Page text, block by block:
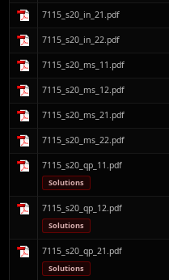
7115_s20_in_21.pdf
7115_s20_in_22.pdf
7115_s20_ms_11.pdf
7115_s20_ms_12.pdf
7115_s20_ms_21.pdf
7115_s20_ms_22.pdf
7115_s20_qp_11.pdf
Solutions
7115_s20_qp_12.pdf
Solutions
7115_s20_qp_21.pdf
Solutions